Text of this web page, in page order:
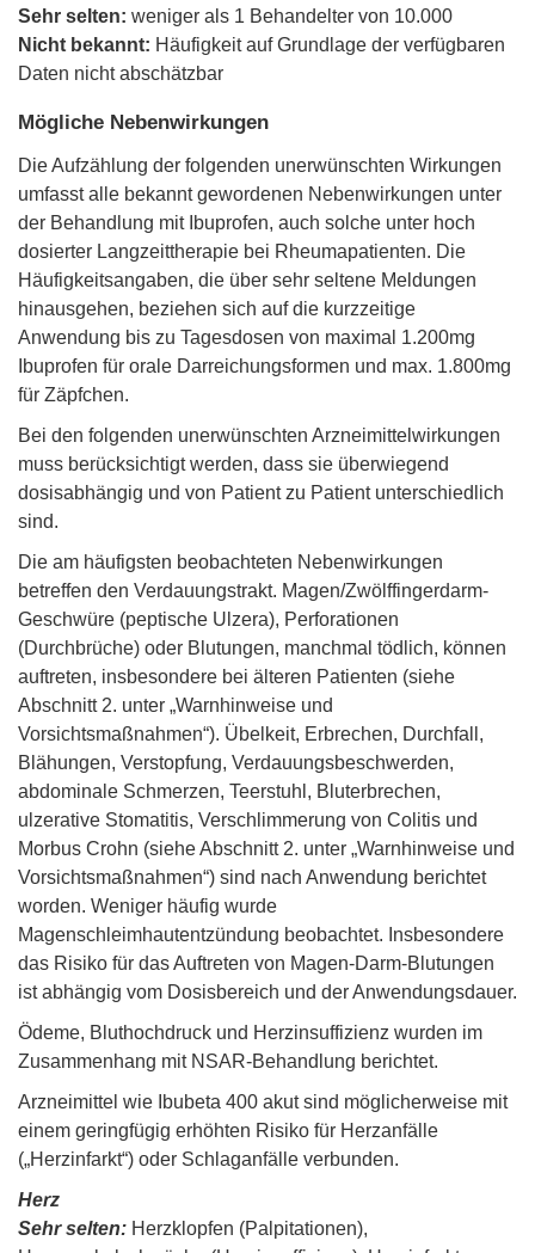
Sehr selten: weniger als 1 Behandelter von 10.000
Nicht bekannt: Häufigkeit auf Grundlage der verfügbaren
Daten nicht abschätzbar
Mögliche Nebenwirkungen
Die Aufzählung der folgenden unerwünschten Wirkungen
umfasst alle bekannt gewordenen Nebenwirkungen unter
der Behandlung mit Ibuprofen, auch solche unter hoch
dosierter Langzeittherapie bei Rheumapatienten. Die
Häufigkeitsangaben, die über sehr seltene Meldungen
hinausgehen, beziehen sich auf die kurzzeitige
Anwendung bis zu Tagesdosen von maximal 1.200mg
Ibuprofen für orale Darreichungsformen und max. 1.800mg
für Zäpfchen.
Bei den folgenden unerwünschten Arzneimittelwirkungen
muss berücksichtigt werden, dass sie überwiegend
dosisabhängig und von Patient zu Patient unterschiedlich
sind.
Die am häufigsten beobachteten Nebenwirkungen
betreffen den Verdauungstrakt. Magen/Zwölffingerdarm-
Geschwüre (peptische Ulzera), Perforationen
(Durchbrüche) oder Blutungen, manchmal tödlich, können
auftreten, insbesondere bei älteren Patienten (siehe
Abschnitt 2. unter „Warnhinweise und
Vorsichtsmaßnahmen“). Übelkeit, Erbrechen, Durchfall,
Blähungen, Verstopfung, Verdauungsbeschwerden,
abdominale Schmerzen, Teerstuhl, Bluterbrechen,
ulzerative Stomatitis, Verschlimmerung von Colitis und
Morbus Crohn (siehe Abschnitt 2. unter „Warnhinweise und
Vorsichtsmaßnahmen“) sind nach Anwendung berichtet
worden. Weniger häufig wurde
Magenschleimhautentzündung beobachtet. Insbesondere
das Risiko für das Auftreten von Magen-Darm-Blutungen
ist abhängig vom Dosisbereich und der Anwendungsdauer.
Ödeme, Bluthochdruck und Herzinsuffizienz wurden im
Zusammenhang mit NSAR-Behandlung berichtet.
Arzneimittel wie Ibubeta 400 akut sind möglicherweise mit
einem geringfügig erhöhten Risiko für Herzanfälle
(„Herzinfarkt“) oder Schlaganfälle verbunden.
Herz
Sehr selten: Herzklopfen (Palpitationen),